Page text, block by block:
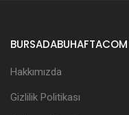
BURSADABUHAFTACOM
Hakkımızda
Gizlilik Politikası